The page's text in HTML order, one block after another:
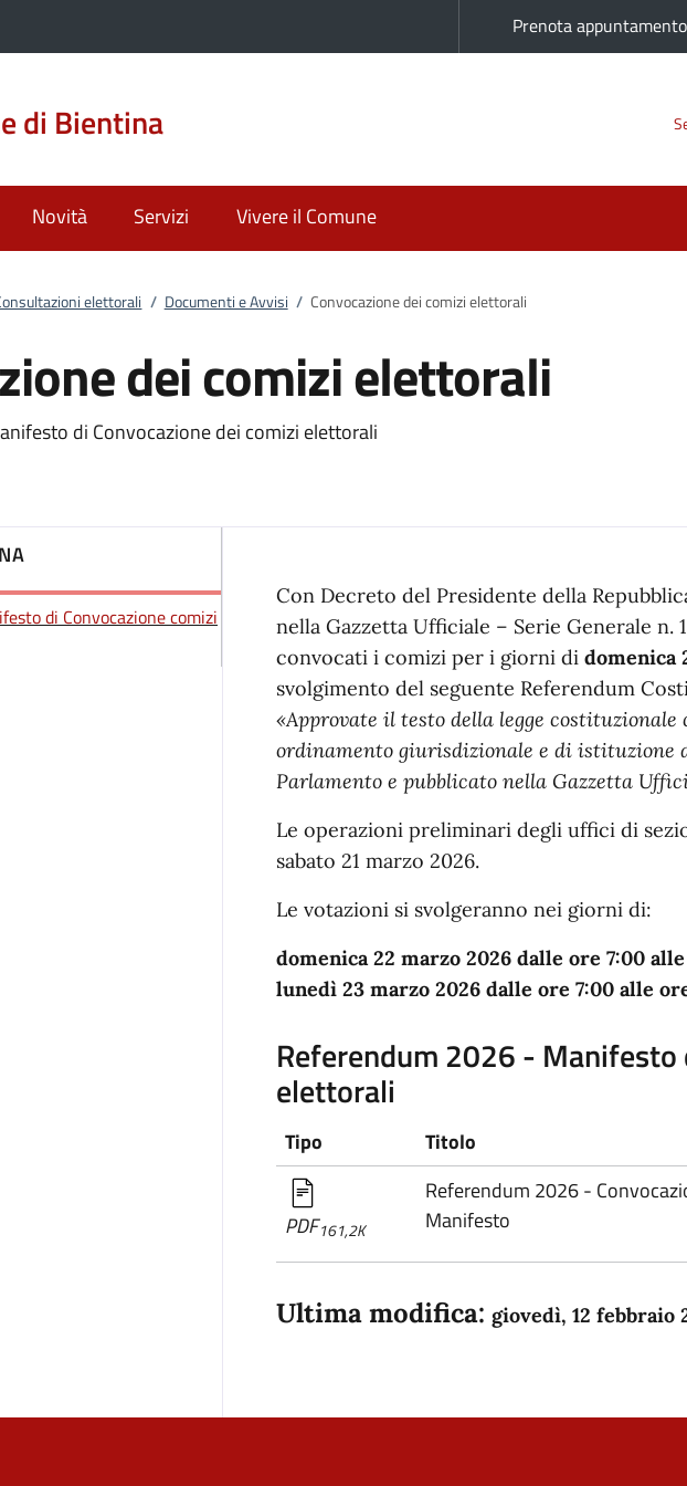
Prenota
di Bientina
Novità Servizi Vivere il Comune
elettorali / Documenti e Avvisi / Convocazione dei comizi elettorali
dei comizi elettorali
di Convocazione dei comizi elettorali
di Convocazione comizi
Con Decreto del Presidente della
nella Gazzetta Ufficiale – Serie Generale n.
convocati i comizi per i giorni di domenica
svolgimento del seguente Referendum
«Approvate il testo della legge
ordinamento giurisdizionale e di istituzione
Parlamento e pubblicato nella Gazzetta
Le operazioni preliminari degli uffici di
sabato 21 marzo 2026.
Le votazioni si svolgeranno nei giorni di:
domenica 22 marzo 2026 dalle ore 7:00
lunedì 23 marzo 2026 dalle ore 7:00 alle
Referendum 2026 - Manifesto
elettorali
Tipo Titolo
PDF161,2K
Referendum 2026 -
Manifesto
Ultima modifica: giovedì, 12 febbraio